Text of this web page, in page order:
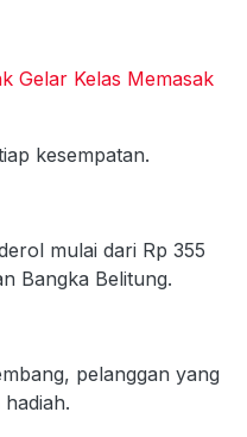
Gelar Kelas Memasak
kesempatan.
mulai dari Rp 355
Bangka Belitung.
pelanggan yang